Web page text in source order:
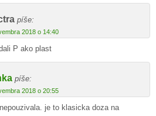
píše:
2018 o 14:40
P ako plast
píše:
2018 o 20:55
je to klasicka doza na